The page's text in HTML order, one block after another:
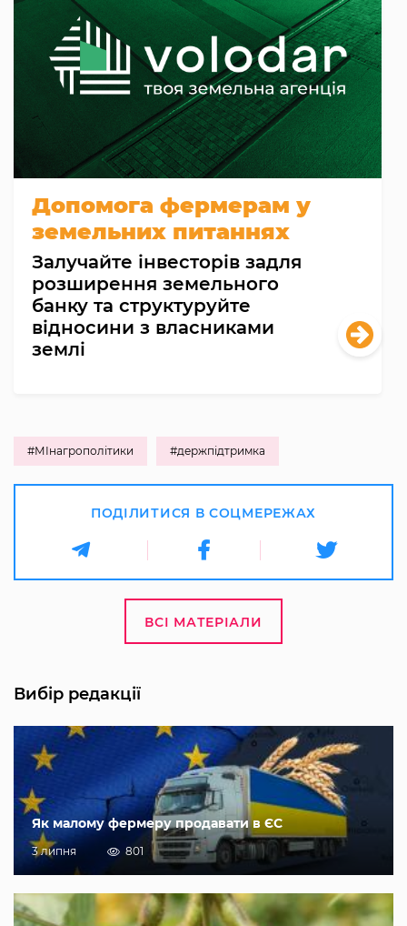
Допомога фермерам у
земельних питаннях
Залучайте інвесторів задля
розширення земельного
банку та структуруйте
відносини з власниками
землі
#МІнагрополітики #держпідтримка
ПОДІЛИТИСЯ В СОЦМЕРЕЖАХ
ВСІ МАТЕРІАЛИ
Вибір редакції
Як малому фермеру продавати в ЄС
3 липня 801